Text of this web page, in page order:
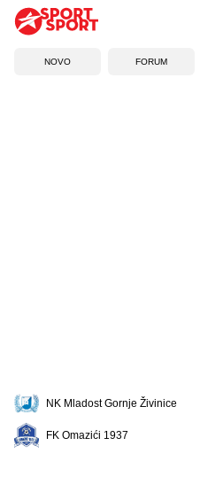
NOVO FORUM
NK Mladost Gornje Živinice
FK Omazići 1937